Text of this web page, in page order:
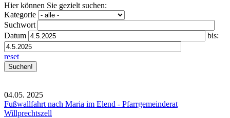
Hier können Sie gezielt suchen:
Kategorie
Suchwort
Datum
bis:
reset
04.05. 2025
Fußwallfahrt nach Maria im Elend - Pfarrgemeinderat
Willprechtszell